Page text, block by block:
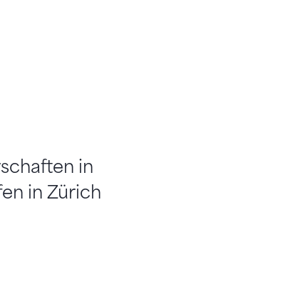
in
in Zürich